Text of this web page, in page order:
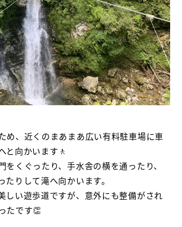
め、近くのまあまあ広い有料駐車場に車
と向かいます🚶
をくぐったり、手水舎の横を通ったり、
たりして滝へ向かいます。
しい遊歩道ですが、意外にも整備がされ
たです👏